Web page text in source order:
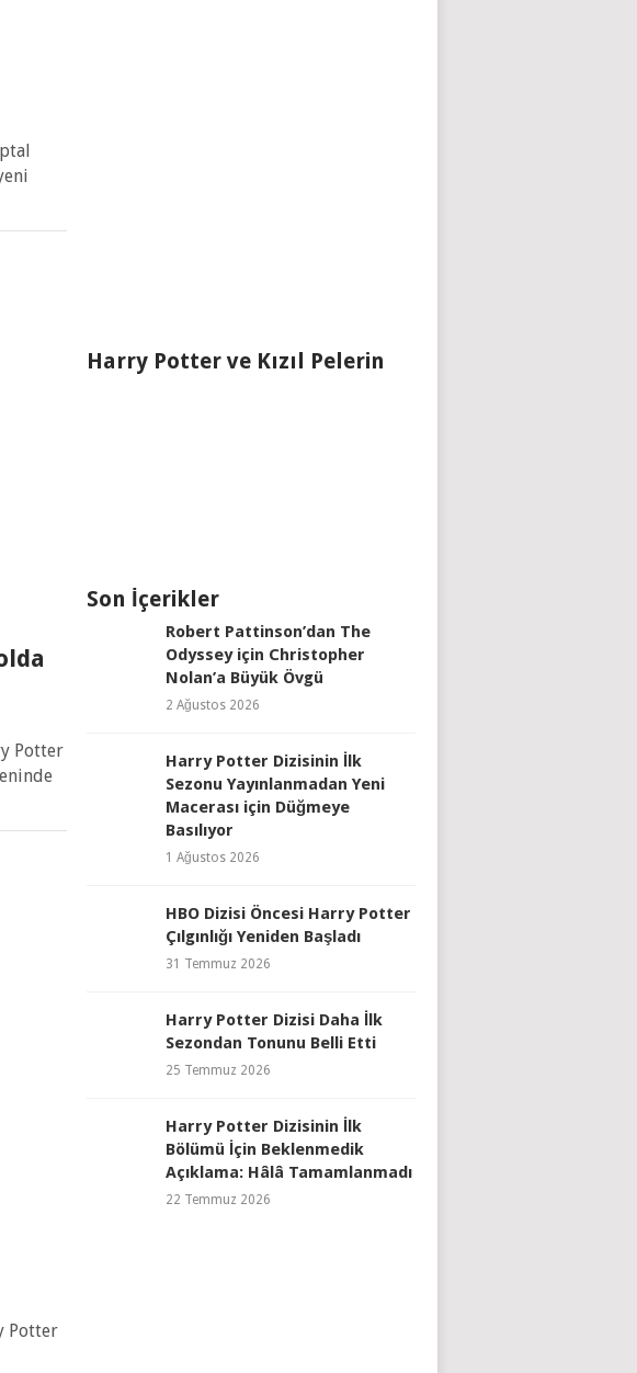
Potter
Potter
Harry Potter ve Kızıl Pelerin
Son İçerikler
Robert Pattinson’dan The
Odyssey için Christopher
Nolan’a Büyük Övgü
2 Ağustos 2026
Harry Potter Dizisinin İlk
Sezonu Yayınlanmadan Yeni
Macerası için Düğmeye
Basılıyor
1 Ağustos 2026
HBO Dizisi Öncesi Harry Potter
Çılgınlığı Yeniden Başladı
31 Temmuz 2026
Harry Potter Dizisi Daha İlk
Sezondan Tonunu Belli Etti
25 Temmuz 2026
Harry Potter Dizisinin İlk
Bölümü İçin Beklenmedik
Açıklama: Hâlâ Tamamlanmadı
22 Temmuz 2026